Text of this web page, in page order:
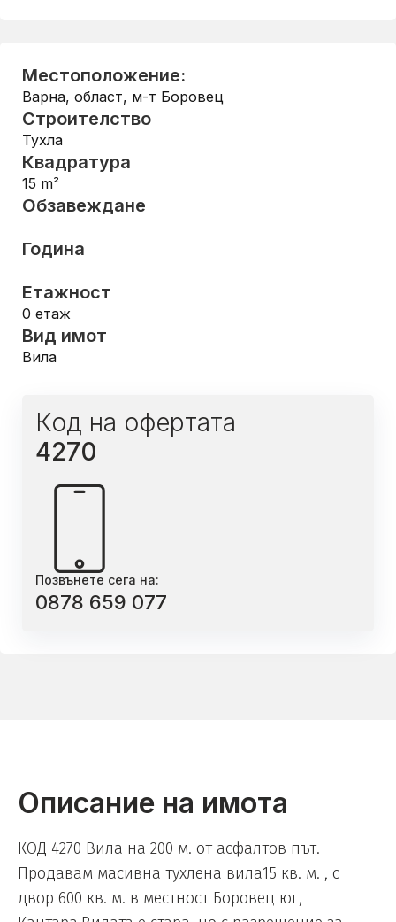
Местоположение:
Варна, област, м-т Боровец
Строителство
Тухла
Квадратура
15 m²
Обзавеждане
Година
Етажност
0 етаж
Вид имот
Вила
Код на офертата
4270
Позвънете сега на:
0878 659 077
Описание на имота
КОД 4270 Вила на 200 м. от асфалтов път.
Продавам масивна тухлена вила15 кв. м. , с
двор 600 кв. м. в местност Боровец юг,